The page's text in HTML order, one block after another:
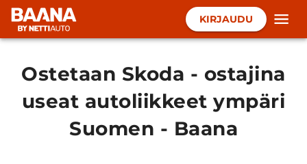
KIRJAUDU
Ostetaan Skoda - ostajina
useat autoliikkeet ympäri
Suomen - Baana